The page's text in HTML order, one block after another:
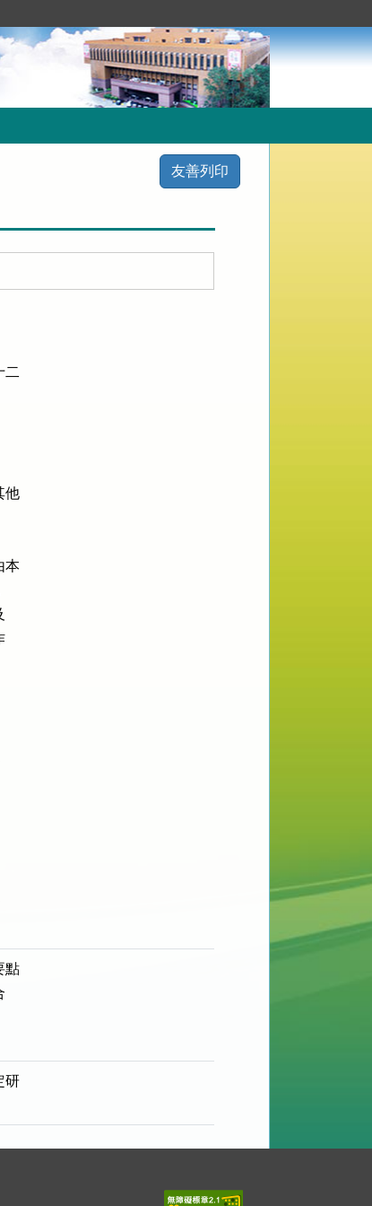
友善列印
二
他
本
點
研